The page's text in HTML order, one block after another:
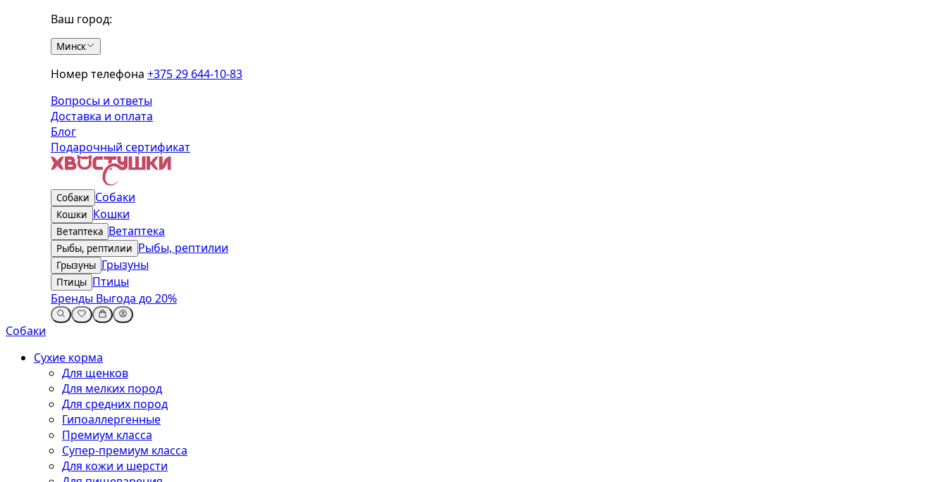
Ваш город:
Минск
Номер телефона +375 29 644-10-83
Вопросы и ответы
Доставка и оплата
Блог
Подарочный сертификат
Собаки Собаки
Кошки Кошки
Ветаптека Ветаптека
Рыбы, рептилии Рыбы, рептилии
Грызуны Грызуны
Птицы Птицы
Бренды Выгода до 20%
Собаки
Сухие корма
Для щенков
Для мелких пород
Для средних пород
Гипоаллергенные
Премиум класса
Супер-премиум класса
Для кожи и шерсти